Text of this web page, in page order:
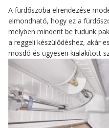
A fürdőszoba elrendezése
elmondható, hogy ez a
melyben mindent be tudunk
a reggeli készülődéshez, akár
mosdó és ügyesen kialakított